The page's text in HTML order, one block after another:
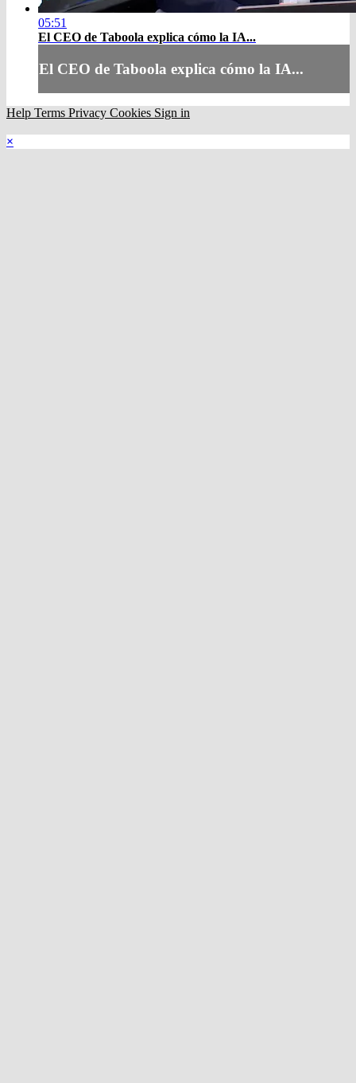
05:51
El CEO de Taboola explica cómo la IA...
El CEO de Taboola explica cómo la IA...
Help Terms Privacy Cookies Sign in
×